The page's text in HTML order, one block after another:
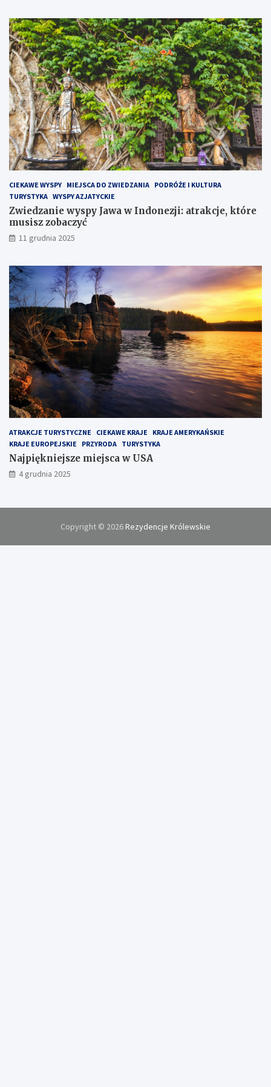
e
n
a
P
ó
ł
w
y
s
p
i
e
H
e
s
k
i
m
?
CIEKAWE WYSPY MIEJSCA DO ZWIEDZANIA PODRÓŻE I KULTURA
TURYSTYKA WYSPY AZJATYCKIE
Zwiedzanie wyspy Jawa w Indonezji: atrakcje, które
musisz zobaczyć
11 grudnia 2025
ATRAKCJE TURYSTYCZNE CIEKAWE KRAJE
KRAJE AMERYKAŃSKIE
KRAJE EUROPEJSKIE
PRZYRODA TURYSTYKA
Najpiękniejsze miejsca w USA
4 grudnia 2025
Copyright © 2026Rezydencje Królewskie